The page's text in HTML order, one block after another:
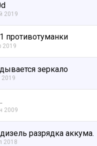
2019
противотуманки
2019
зеркало
2009
разрядка аккума.
2018